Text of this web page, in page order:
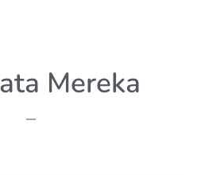
Mereka